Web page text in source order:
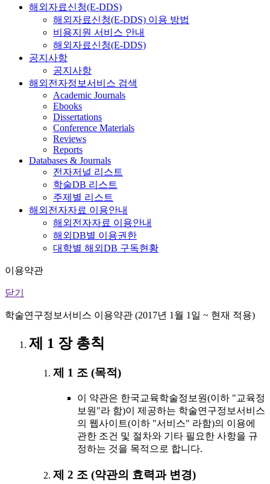
해외자료신청(E-DDS)
해외자료신청(E-DDS) 이용 방법
비용지원 서비스 안내
해외자료신청(E-DDS)
공지사항
공지사항
해외전자정보서비스 검색
Academic Journals
Ebooks
Dissertations
Conference Materials
Reviews
Reports
Databases & Journals
전자저널 리스트
학술DB 리스트
주제별 리스트
해외전자자료 이용안내
해외전자자료 이용안내
해외DB별 이용권한
대학별 해외DB 구독현황
이용약관
닫기
학술연구정보서비스 이용약관 (2017년 1월 1일 ~ 현재 적용)
제 1 장 총칙
제 1 조 (목적)
이 약관은 한국교육학술정보원(이하 "교육정
보원"라 함)이 제공하는 학술연구정보서비스
의 웹사이트(이하 "서비스" 라함)의 이용에
관한 조건 및 절차와 기타 필요한 사항을 규
정하는 것을 목적으로 합니다.
제 2 조 (약관의 효력과 변경)